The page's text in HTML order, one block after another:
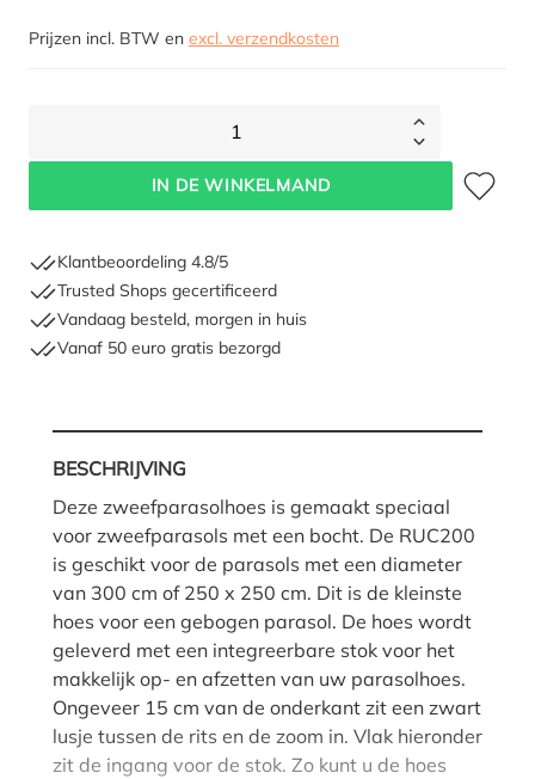
Prijzen incl. BTW en excl. verzendkosten
1
IN DE WINKELMAND
Klantbeoordeling 4.8/5
Trusted Shops gecertificeerd
Vandaag besteld, morgen in huis
Vanaf 50 euro gratis bezorgd
BESCHRIJVING
Deze zweefparasolhoes is gemaakt speciaal
voor zweefparasols met een bocht. De RUC200
is geschikt voor de parasols met een diameter
van 300 cm of 250 x 250 cm. Dit is de kleinste
hoes voor een gebogen parasol. De hoes wordt
geleverd met een integreerbare stok voor het
makkelijk op- en afzetten van uw parasolhoes.
Ongeveer 15 cm van de onderkant zit een zwart
lusje tussen de rits en de zoom in. Vlak hieronder
zit de ingang voor de stok. Zo kunt u de hoes